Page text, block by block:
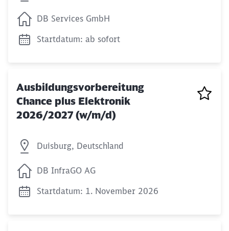
DB Services GmbH
Startdatum: ab sofort
Ausbildungsvorbereitung
Chance plus Elektronik
2026/2027 (w/m/d)
Duisburg, Deutschland
DB InfraGO AG
Startdatum: 1. November 2026